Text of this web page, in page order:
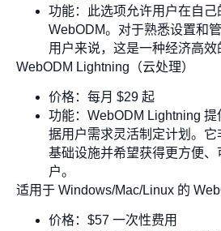
功能：此选项允许用户在自
WebODM。对于熟悉设置和
用户来说，这是一种经济高效
WebODM Lightning（云处理）
价格：每月 $29 起
功能：WebODM Lightning
据用户需求灵活制定计划。
基础设施并希望获得更方便、
户。
适用于 Windows/Mac/Linux 的
价格：$57 一次性费用